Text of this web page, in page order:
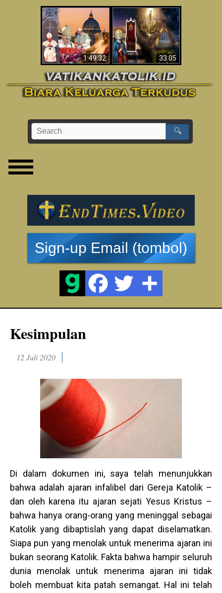
1:49:32
Wahyu di Vatikan
Sekarang
33:05
Apakah Alkitab
Memprediksikan 70
Tahun Tanpa
Seorang Paus?
🔍
Sign-up Email (tombol)
Kesimpulan
12 Juli 2020
Di dalam dokumen ini, saya telah menunjukkan
bahwa adalah ajaran infalibel dari Gereja Katolik –
dan oleh karena itu ajaran sejati Yesus Kristus –
bahwa hanya orang-orang yang meninggal sebagai
Katolik yang dibaptislah yang dapat diselamatkan.
Siapa pun yang menolak untuk menerima ajaran ini
bukan seorang Katolik. Fakta bahwa hampir seluruh
dunia menolak untuk menerima ajaran ini tidak
boleh membuat kita patah semangat. Hal ini telah